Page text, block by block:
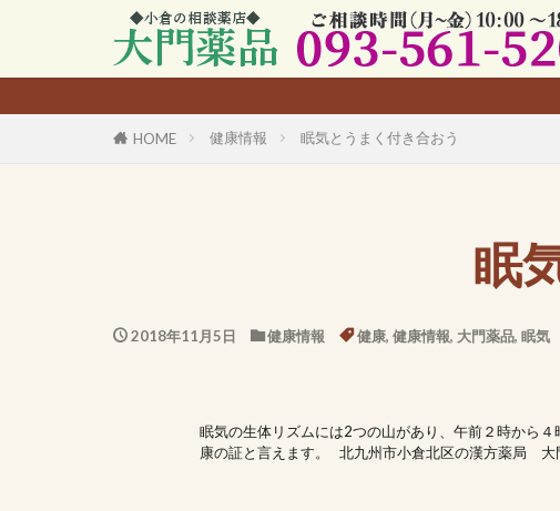
HOME 健康情報 眠気とうまく付き合おう
眠
2018年11月5日 健康情報 健康, 健康情報, 大門薬品, 眠気
眠気の生体リズムには2つの山があり、午前２時から
康の証と言えます。 北九州市小倉北区の漢方薬局